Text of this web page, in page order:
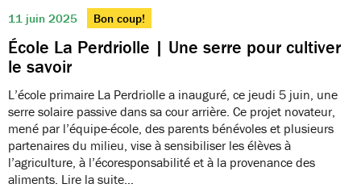
11 juin 2025 Bon coup!
École La Perdriolle | Une serre pour cultiver
le savoir
L’école primaire La Perdriolle a inauguré, ce jeudi 5 juin, une
serre solaire passive dans sa cour arrière. Ce projet novateur,
mené par l’équipe-école, des parents bénévoles et plusieurs
partenaires du milieu, vise à sensibiliser les élèves à
l’agriculture, à l’écoresponsabilité et à la provenance des
aliments. Lire la suite…